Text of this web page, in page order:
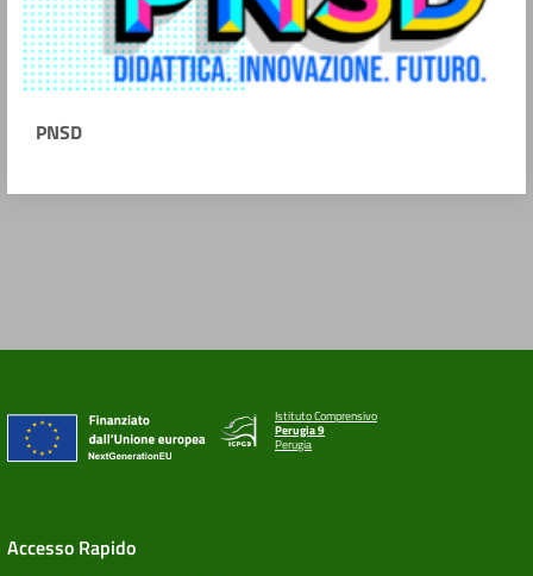
PNSD
Istituto Comprensivo
Perugia 9
Perugia
Accesso Rapido